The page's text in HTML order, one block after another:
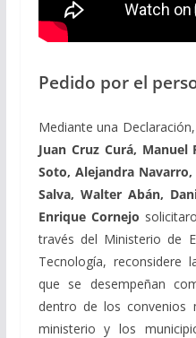
Pedido por el
Mediante una
Juan Cruz Curá, Manuel
Soto, Alejandra
Salva, Walter Abán,
Enrique Cornejo
través del Ministerio de
Tecnología, reconsidere
que se desempeñan
dentro de los convenios
ministerio y los